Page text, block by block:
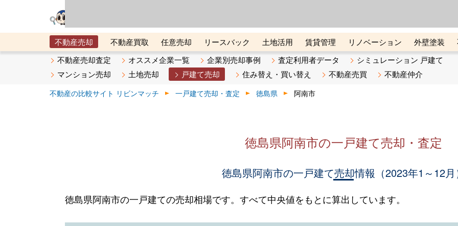
不動産売却 不動産買取 任意売却 リースバック 土地活用 賃貸管理 リノベーション 外壁塗装
メタ住宅展示場
ベスト不動産カンパニー オンライン講座 リビンマガジンBiz 不動産売却ご相談デスク
不動産売却査定 オススメ企業一覧 企業別売却事例 査定利用者データ
シミュレーション 戸建て
マンション売却
土地売却 戸建て売却 住み替え・買い替え 不動産売買 不動産仲介
不動産の比較サイト リビンマッチ 一戸建て売却・査定 徳島県 阿南市
徳島県阿南市の一戸建て売却・査定
徳島県阿南市の一戸建て売却情報（2023年1～12月
徳島県阿南市の一戸建ての売却相場です。すべて中央値をもとに算出しています。